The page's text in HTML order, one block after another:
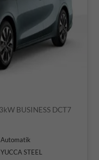
BUSINESS DCT7
Automatik
YUCCA STEEL